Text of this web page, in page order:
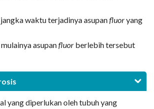
waktu terjadinya asupanfluoryang
asupanfluor berlebih tersebut
yang diperlukan oleh tubuh yang